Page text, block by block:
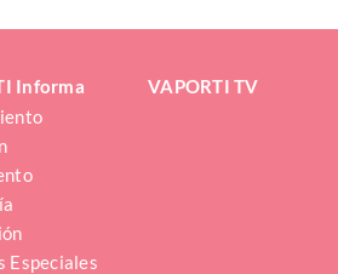
Informa
Especiales
VAPORTI TV